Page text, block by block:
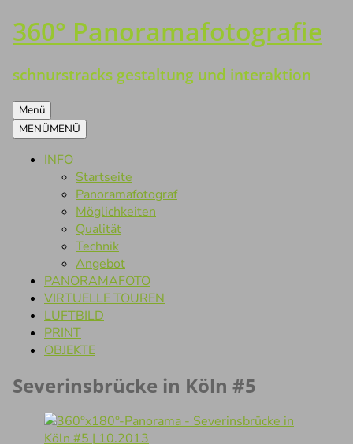
Zum
Inhalt
360° Panoramafotografie
schnurstracks gestaltung und interaktion
Menü
MENÜMENÜ
INFO
Startseite
Panoramafotograf
Möglichkeiten
Qualität
Technik
Angebot
PANORAMAFOTO
VIRTUELLE TOUREN
LUFTBILD
PRINT
OBJEKTE
Severinsbrücke in Köln #5